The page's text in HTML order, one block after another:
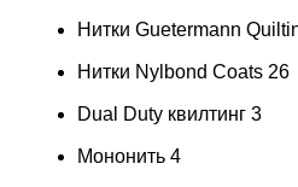
Нитки Guetermann
Нитки Nylbond Coats 26
Dual Duty квилтинг 3
Мононить 4